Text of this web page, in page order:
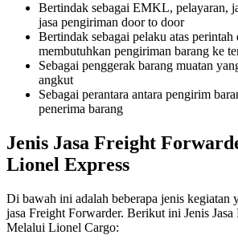
Bertindak sebagai EMKL, pelayaran,
jasa pengiriman door to door
Bertindak sebagai pelaku atas
membutuhkan pengiriman barang ke
Sebagai penggerak barang muatan
angkut
Sebagai perantara antara pengirim
penerima barang
Jenis Jasa Freight
Lionel Express
Di bawah ini adalah beberapa jenis kegiatan
jasa Freight Forwarder. Berikut ini Jenis
Melalui Lionel Cargo: